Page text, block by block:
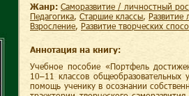
Жанр:
саморазвитие / личностный
педагогика
старшие классы
взросление
развитие творческих
Аннотация на книгу:
Учебное пособие «Портфель
10–11 классов
помощь ученику в осознании